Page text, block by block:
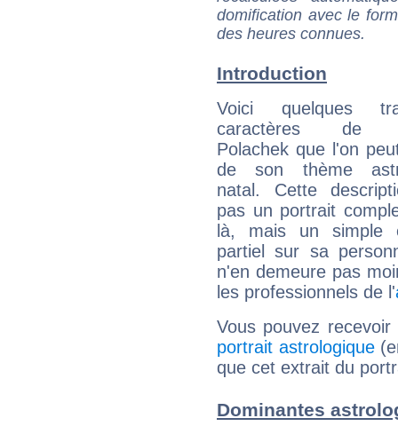
domification avec le
des heures connues.
Introduction
Voici quelques
caractères de
Polachek que l'on
de son thème
natal. Cette
pas un portrait
là, mais un simple
partiel sur sa
n'en demeure pas
les professionnels de l'
Vous pouvez
portrait astrologique
que cet extrait du
Dominantes